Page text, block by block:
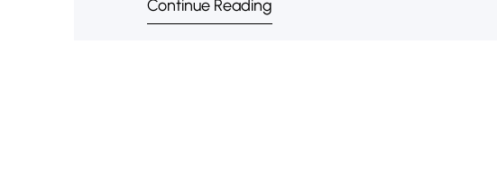
nedenle, profesyonel firmalarla çalışmak
Continue Reading